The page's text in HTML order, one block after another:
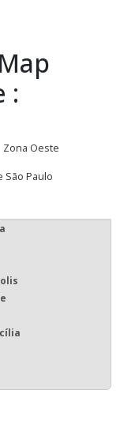
:
Zona Oeste
São Paulo